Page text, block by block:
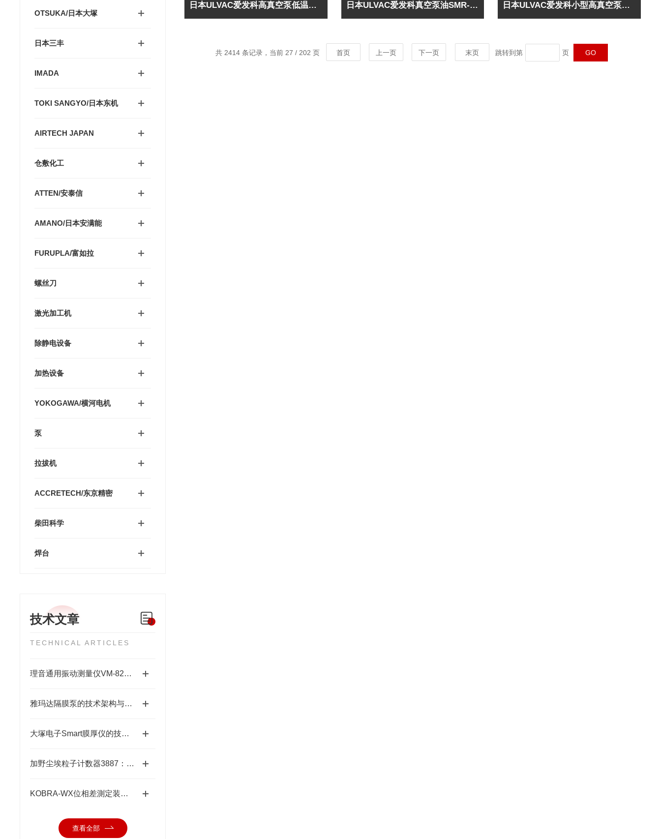
OTSUKA/日本大塚
日本三丰
IMADA
TOKI SANGYO/日本东机
AIRTECH JAPAN
仓敷化工
ATTEN/安泰信
AMANO/日本安满能
FURUPLA/富如拉
螺丝刀
激光加工机
除静电设备
加热设备
YOKOGAWA/横河电机
泵
拉拔机
ACCRETECH/东京精密
柴田科学
焊台
技术文章
TECHNICAL ARTICLES
理音通用振动测量仪VM-82A的功能特性与设备维护应用
雅玛达隔膜泵的技术架构与工业流体输送应用领域
大塚电子Smart膜厚仪的技术特点与应用优势
加野尘埃粒子计数器3887：洁净环境中的“微观哨兵”与洁净度“审计官”
KOBRA-WX位相差測定装置技术原理：让“相位”变成“光强”
查看全部
日本ULVAC爱发科高真空泵低温泵CRYO-U4H 日本ULVAC爱发科真空泵油SMR-100 日本ULVAC爱发科小型高真空泵系统VMR-050
共 2414 条记录，当前 27 / 202 页 首页 上一页 下一页 末页 跳转到第 页